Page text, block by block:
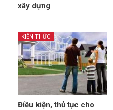
xây dựng
KIẾN THỨC
Điều kiện, thủ tục cho